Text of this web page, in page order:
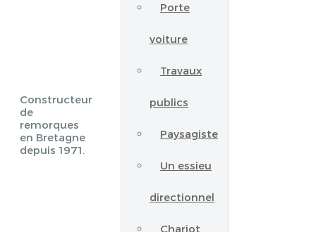
Constructeur
de
remorques
en Bretagne
depuis 1971.
Porte
voiture
Travaux
publics
Paysagiste
Un essieu
directionnel
Chariot